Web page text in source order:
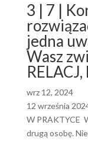
3 | 7 |
jedna
Wasz
wrz 12, 2024
12 września
W PRAKTYCE
drugą osobę.